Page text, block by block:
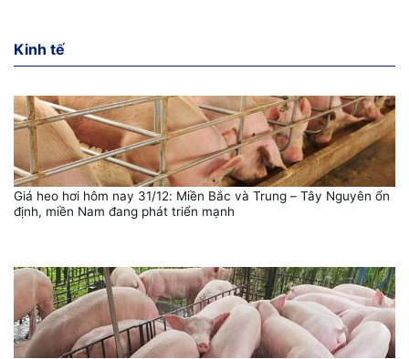
Kinh tế
Giá heo hơi hôm nay 31/12: Miền Bắc và Trung – Tây Nguyên ổn
định, miền Nam đang phát triển mạnh